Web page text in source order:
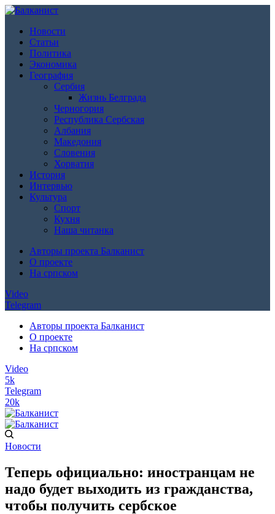
Новости
Статьи
Политика
Экономика
География
Сербия
Жизнь Белграда
Черногория
Республика Сербская
Албания
Македония
Словения
Хорватия
История
Интервью
Культура
Спорт
Кухня
Наша читанка
Авторы проекта Балканист
О проекте
На српском
Video
Telegram
Авторы проекта Балканист
О проекте
На српском
Video
5k
Telegram
20k
Новости
Теперь официально: иностранцам не
надо будет выходить из гражданства,
чтобы получить сербское